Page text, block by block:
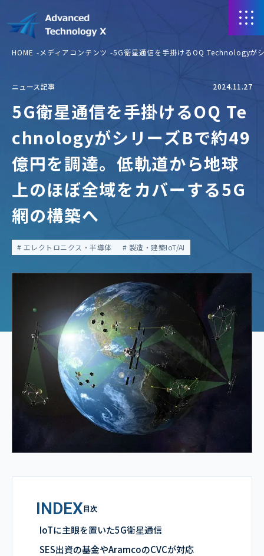
HOME メディアコンテンツ 5G衛星通信を手掛けるOQ Technologyが
ニュース記事 2024.11.27
5G衛星通信を手掛けるOQ Te
chnologyがシリーズBで約49
億円を調達。低軌道から地球
上のほぼ全域をカバーする5G
網の構築へ
エレクトロニクス・半導体 製造・建築IoT/AI
INDEX目次
IoTに主眼を置いた5G衛星通信
SES出資の基金やAramcoのCVCが対応